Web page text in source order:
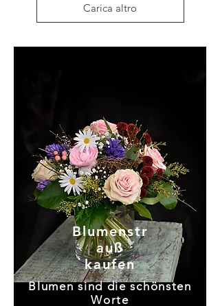
Carica altro
Blumenstr
auß
kaufen
Blumen sind die schönsten
Worte